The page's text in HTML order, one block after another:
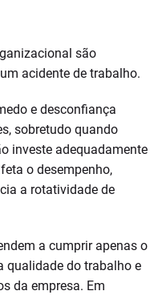
são
acidente de trabalho.
e desconfiança
sobretudo quando
investe adequadamente
o desempenho,
a rotatividade de
a cumprir apenas o
qualidade do trabalho e
da empresa. Em